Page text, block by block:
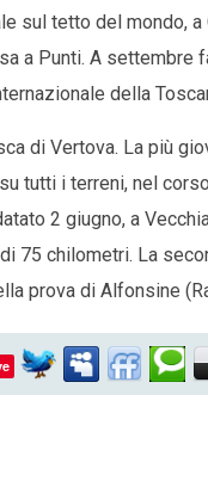
sul tetto del mondo,
a Punti. A settembre
della
di Vertova. La più
tutti i terreni, nel
2 giugno, a
75 chilometri. La
prova di Alfonsine